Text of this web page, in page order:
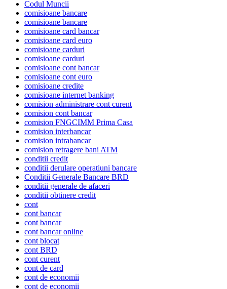
Codul Muncii
comisioane bancare
comisioane bancare
comisioane card bancar
comisioane card euro
comisioane carduri
comisioane carduri
comisioane cont bancar
comisioane cont euro
comisioane credite
comisioane internet banking
comision administrare cont curent
comision cont bancar
comision FNGCIMM Prima Casa
comision interbancar
comision intrabancar
comision retragere bani ATM
conditii credit
conditii derulare operatiuni bancare
Conditii Generale Bancare BRD
conditii generale de afaceri
conditii obtinere credit
cont
cont bancar
cont bancar
cont bancar online
cont blocat
cont BRD
cont curent
cont de card
cont de economii
cont de economii